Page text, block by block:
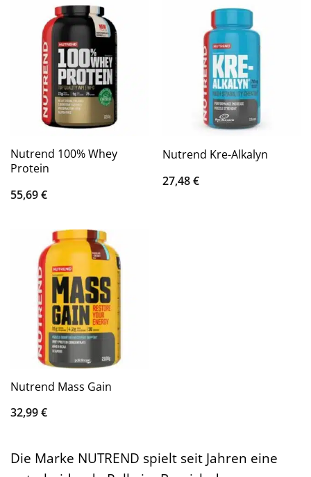
Nutrend 100% Whey
Protein
55,69€
Nutrend Kre-Alkalyn
27,48€
Nutrend Mass Gain
32,99€
Die Marke NUTREND spielt seit Jahren eine